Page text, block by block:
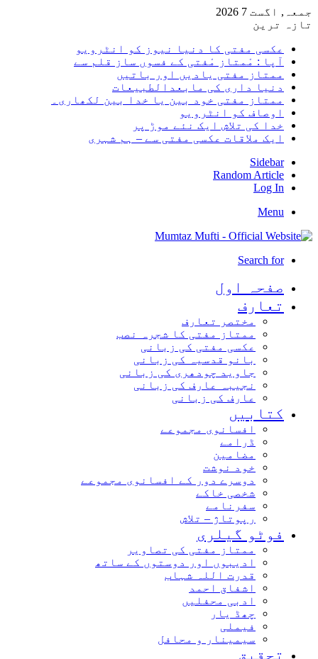
جمعہ, اگست 7 2026
تازہ ترین
عکسی مفتی کا دنیا نیوز کو انٹرویو
آپا : مْمتاز مْفتی کے فسوں ساز قلم سے
ممتاز مفتی یادیں اور باتیں
دنیا داری کی مابعدالطبیعات
ممتاز مفتی خود بین یا خدا بین لکھاری۔
اوصاف کو انٹرویو
خدا کی تلاش ایک نئے موڑ پر
ایک ملاقات عکسی مفتی سے – ہم شہری
Sidebar
Random Article
Log In
Menu
Search for
صفحہ اول
تعارف
مختصر تعارف
ممتاز مفتی کا شجرہ نصب
عکسی مفتی کی زبانی
بانو قدسیہ کی زبانی
جاوید چودھری کی زبانی
نجیبہ عارف کی زبانی
عارف کی زبانی
کتابیں
افسانوی مجموعے
ڈرامے
مضامین
خود نوشت
دوسرے دور کے افسانوی مجموعے
شخصی خاکے
سفرنامے
رپوتاژ – تلاش
فوٹو گیلری
ممتاز مفتی کی تصاویر
ادیبوں اور دوستوں کے ساتھ
قدرت اللہ شہاب
اشفاق احمد
ادبی محفلیں
چھڈ یار
فیملی
سیمینار و محافل
تحقیق